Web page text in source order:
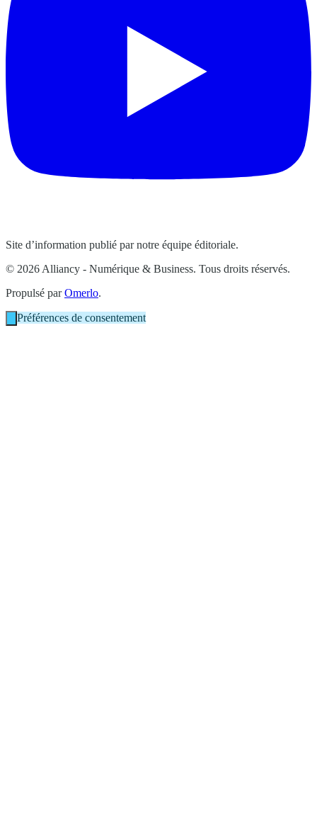
Site d’information publié par notre équipe éditoriale.
© 2026 Alliancy - Numérique & Business. Tous droits réservés.
Propulsé parOmerlo.
Préférences de consentement